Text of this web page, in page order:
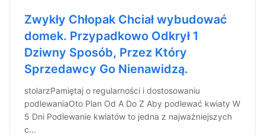
Zwykły Chłopak Chciał wybudować
domek. Przypadkowo Odkrył 1
Dziwny Sposób, Przez Który
Sprzedawcy Go Nienawidzą.
stolarzPamiętaj o regularności i dostosowaniu
podlewaniaOto Plan Od A Do Z Aby podlewać kwiaty W
5 Dni Podlewanie kwiatów to jedna z najważniejszych
c...